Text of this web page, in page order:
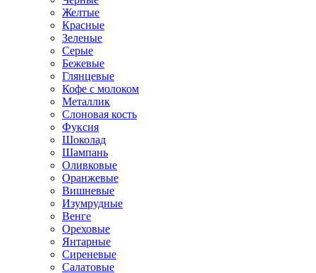
Желтые
Красные
Зеленые
Серые
Бежевые
Глянцевые
Кофе с молоком
Металлик
Слоновая кость
Фуксия
Шоколад
Шампань
Оливковые
Оранжевые
Вишневые
Изумрудные
Венге
Ореховые
Янтарные
Сиреневые
Салатовые